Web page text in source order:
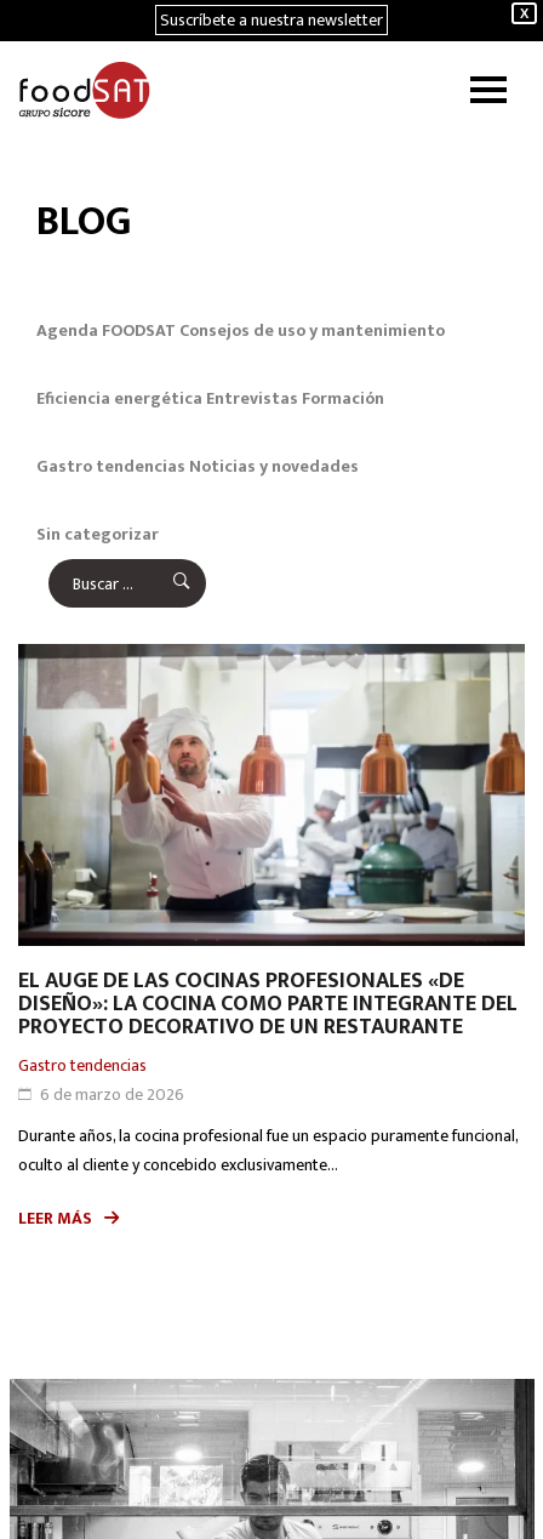
X
Suscríbete a nuestra newsletter
BLOG
Agenda FOODSAT Consejos de uso y mantenimiento
Eficiencia energética Entrevistas Formación
Gastro tendencias Noticias y novedades
Sin categorizar
EL AUGE DE LAS COCINAS PROFESIONALES «DE
DISEÑO»: LA COCINA COMO PARTE INTEGRANTE DEL
PROYECTO DECORATIVO DE UN RESTAURANTE
Gastro tendencias
6 de marzo de 2026
Durante años, la cocina profesional fue un espacio puramente funcional,
oculto al cliente y concebido exclusivamente...
LEER MÁS